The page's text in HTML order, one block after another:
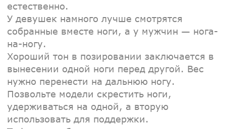
естественно.
У девушек намного лучше смотрятся
собранные вместе ноги, а у мужчин — нога-
на-ногу.
Хороший тон в позировании заключается в
вынесении одной ноги перед другой. Вес
нужно перенести на дальнюю ногу.
Позвольте модели скрестить ноги,
удерживаться на одной, а вторую
использовать для поддержки.